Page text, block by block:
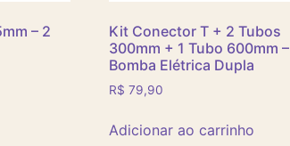
– 2
Kit Conector T + 2 Tubos
300mm + 1 Tubo 600mm –
Bomba Elétrica Dupla
R$ 79,90
Adicionar ao carrinho